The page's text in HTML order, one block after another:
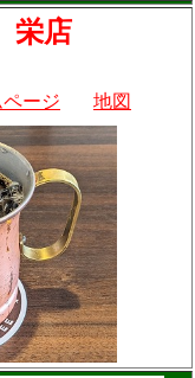
栄店
ージ 地図